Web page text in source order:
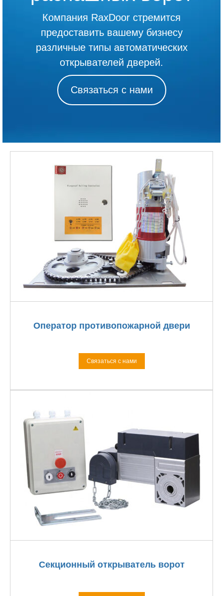
Компания RaxDoor стремится
предоставить вашему бизнесу
различные типы автоматических
открывателей дверей.
Связаться с нами
Оператор противопожарной двери
Связаться с нами
Секционный открыватель ворот